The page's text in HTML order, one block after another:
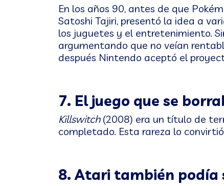
En los años 90, antes de que
Satoshi Tajiri, presentó la idea a
los juguetes y el entretenimiento.
argumentando que no veían
después Nintendo aceptó el
7. El juego que se
Killswitch(2008) era un título de
completado. Esta rareza lo
8. Atari también podía